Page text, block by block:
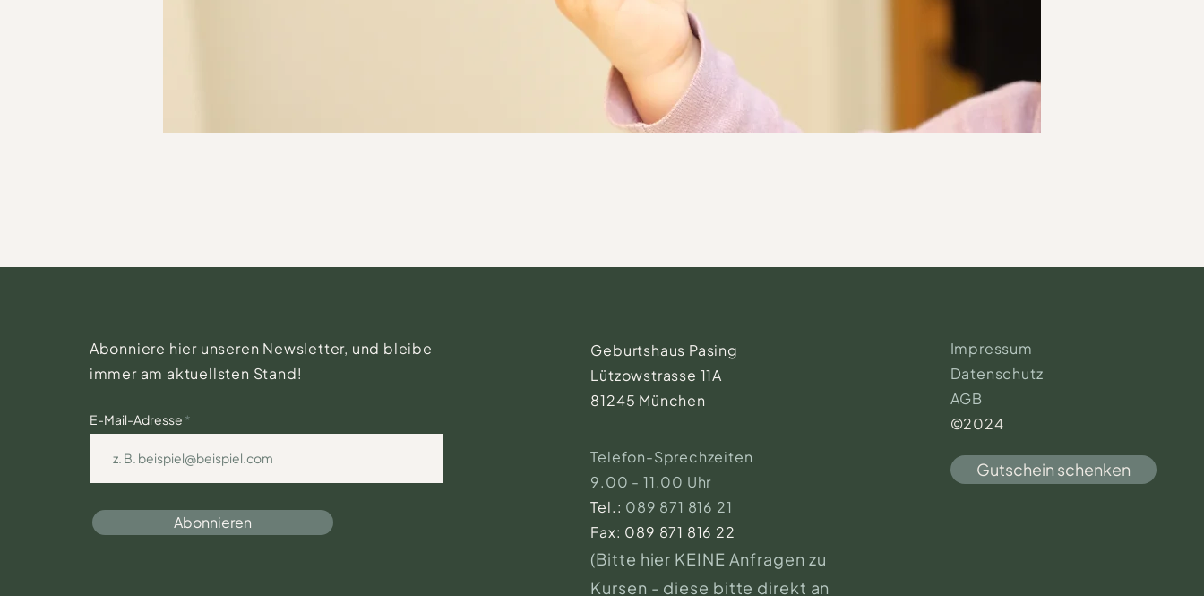
Abonniere hier unseren Newsletter, und bleibe
immer am aktuellsten Stand!
E-Mail-Adresse
Abonnieren
Geburtshaus Pasing
Lützowstrasse 11A
81245 München
Telefon-Sprechzeiten
9.00 - 11.00 Uhr
Tel.: 089 871 816 21
Fax: 089 871 816 22
(Bitte hier KEINE Anfragen zu
Kursen - diese bitte direkt an
Impressum
Datenschutz
AGB
©2024
Gutschein schenken